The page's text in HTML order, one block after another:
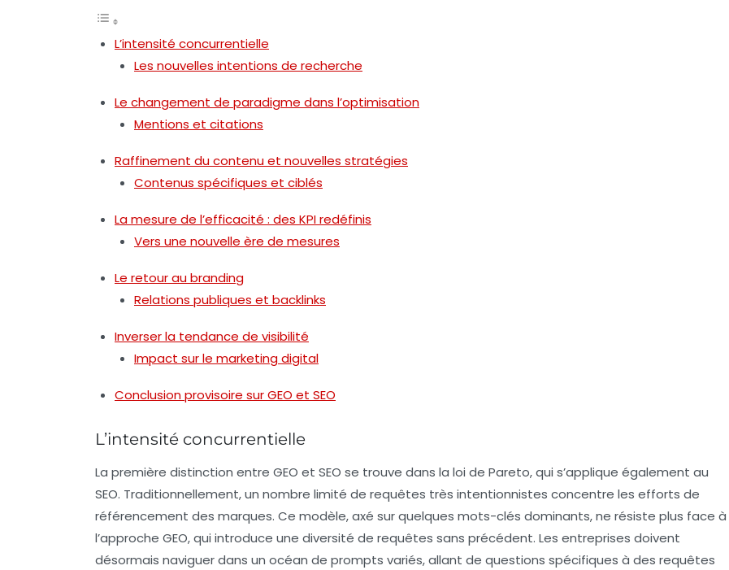
L’intensité concurrentielle
Les nouvelles intentions de recherche
Le changement de paradigme dans l’optimisation
Mentions et citations
Raffinement du contenu et nouvelles stratégies
Contenus spécifiques et ciblés
La mesure de l’efficacité : des KPI redéfinis
Vers une nouvelle ère de mesures
Le retour au branding
Relations publiques et backlinks
Inverser la tendance de visibilité
Impact sur le marketing digital
Conclusion provisoire sur GEO et SEO
L’intensité concurrentielle
La première distinction entre GEO et SEO se trouve dans la loi de Pareto, qui s’applique également au
SEO. Traditionnellement, un nombre limité de requêtes très intentionnistes concentre les efforts de
référencement des marques. Ce modèle, axé sur quelques mots-clés dominants, ne résiste plus face à
l’approche GEO, qui introduce une diversité de requêtes sans précédent. Les entreprises doivent
désormais naviguer dans un océan de prompts variés, allant de questions spécifiques à des requêtes